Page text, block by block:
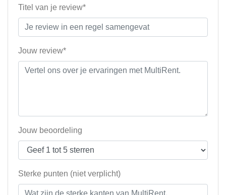
Titel van je review*
Jouw review*
Jouw beoordeling
Sterke punten (niet verplicht)